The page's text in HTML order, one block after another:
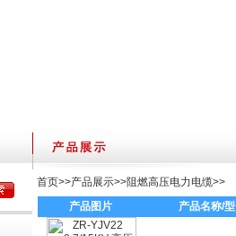
首页>>产品展示>>阻燃高压电力电缆>>
产品图片
产品名称/